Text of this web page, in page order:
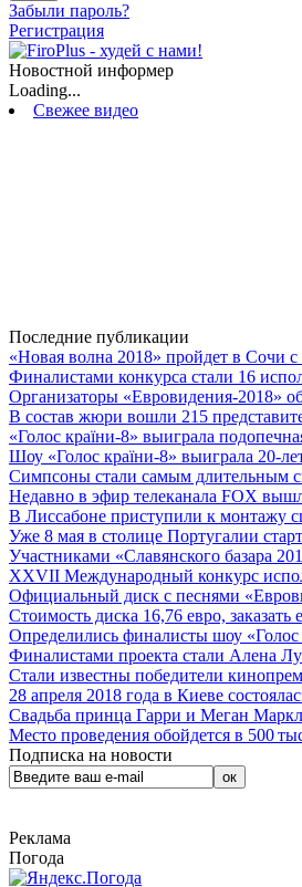
Забыли пароль?
Регистрация
Новостной информер
Loading...
Свежее видео
Последние публикации
«Новая волна 2018» пройдет в Сочи с
Финалистами конкурса стали 16
Организаторы «Евровидения-2018»
В состав жюри вошли 215
«Голос країни-8» выиграла
Шоу «Голос країни-8» выиграла 20-
Симпсоны стали самым длительным
Недавно в эфир телеканала FOX
В Лиссабоне приступили к монтажу
Уже 8 мая в столице Португалии
Участниками «Славянского базара
XXVII Международный конкурс
Официальный диск с песнями
Стоимость диска 16,76 евро,
Определились финалисты шоу «Голос
Финалистами проекта стали Алена
Стали известны победители
28 апреля 2018 года в Киеве
Свадьба принца Гарри и Меган
Место проведения обойдется в 500
Подписка на новости
Реклама
Погода